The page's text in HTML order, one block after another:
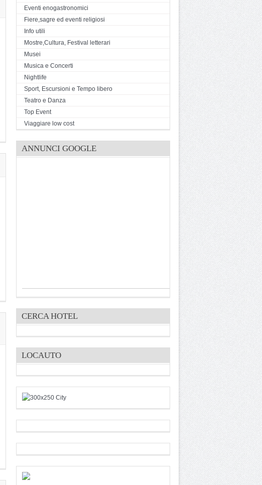
Eventi enogastronomici
Fiere,sagre ed eventi religiosi
Info utili
Mostre,Cultura, Festival letterari
Musei
Musica e Concerti
Nightlife
Sport, Escursioni e Tempo libero
Teatro e Danza
Top Event
Viaggiare low cost
ANNUNCI GOOGLE
CERCA HOTEL
LOCAUTO